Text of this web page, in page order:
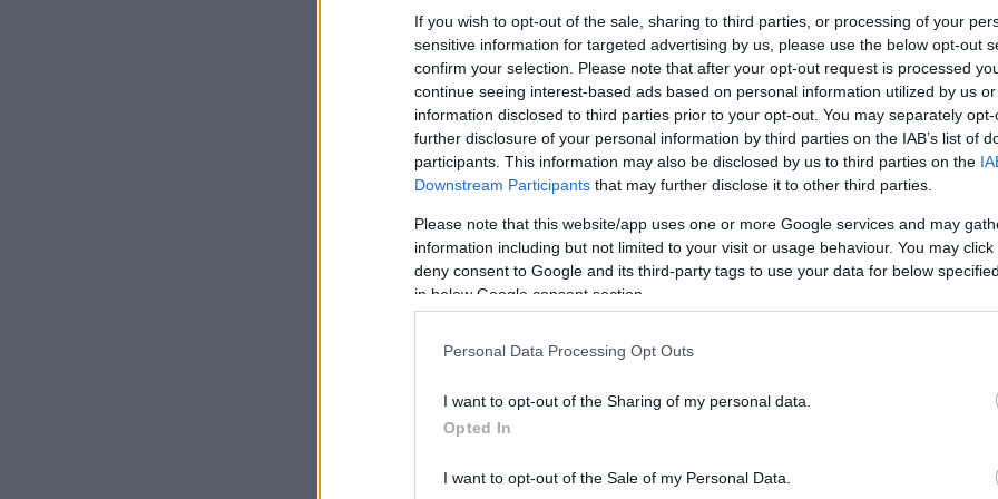
If you wish to opt-out of the sale, sharing to third parties, or processing of your
sensitive information for targeted advertising by us, please use the below opt-out
confirm your selection. Please note that after your opt-out request is processed
continue seeing interest-based ads based on personal information utilized by us
information disclosed to third parties prior to your opt-out. You may separately
further disclosure of your personal information by third parties on the IAB’s list of
participants. This information may also be disclosed by us to third parties on the
Downstream Participants that may further disclose it to other third parties.
Please note that this website/app uses one or more Google services and may
information including but not limited to your visit or usage behaviour. You may
deny consent to Google and its third-party tags to use your data for below
in below Google consent section.
Personal Data Processing Opt Outs
I want to opt-out of the Sharing of my personal data.
Opted In
I want to opt-out of the Sale of my Personal Data.
Κομοτηνή - Φοίνικας Σύρου 1-3
(25-20, 17-25, 17-25, 16-25)
Ολυμπιακός - ΠΑΟΚ 3-1